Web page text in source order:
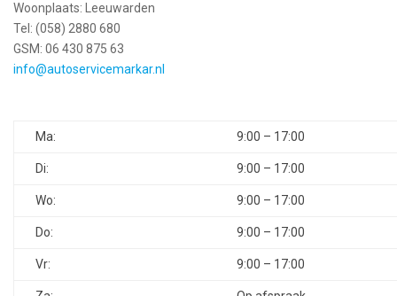
Woonplaats: Leeuwarden
Tel: (058) 2880 680
GSM: 06 430 875 63
info@autoservicemarkar.nl
Ma: 9:00 – 17:00
Di: 9:00 – 17:00
Wo: 9:00 – 17:00
Do: 9:00 – 17:00
Vr: 9:00 – 17:00